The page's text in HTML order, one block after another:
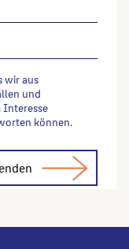
wir aus
und
können.